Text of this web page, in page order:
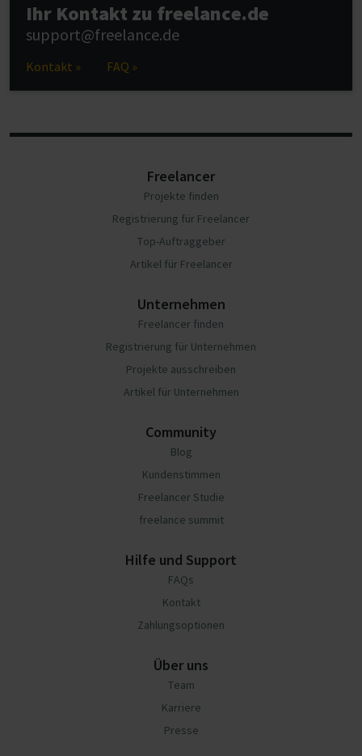
Ihr Kontakt zu freelance.de
support@freelance.de
Kontakt » FAQ »
Freelancer
Projekte finden
Registrierung für Freelancer
Top-Auftraggeber
Artikel für Freelancer
Unternehmen
Freelancer finden
Registrierung für Unternehmen
Projekte ausschreiben
Artikel für Unternehmen
Community
Blog
Kundenstimmen
Freelancer Studie
freelance summit
Hilfe und Support
FAQs
Kontakt
Zahlungsoptionen
Über uns
Team
Karriere
Presse